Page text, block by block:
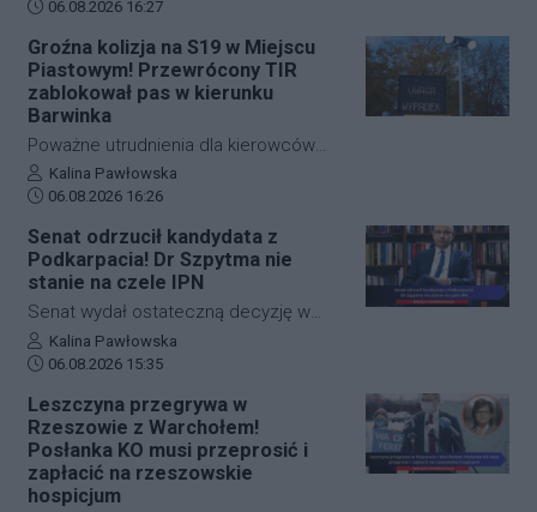
wczesnoszkolnej, można poznać dzięki
nowej wystawie internetowej. Autorką
projektu "Polska pedagogika
przedszkolna i wczesnoszkolna i jej
twórcy" jest dr Mariola Kinal z Instytutu
Pedagogiki Uniwersytetu
Rzeszowskiego. Ekspozycja jest
dostępna od czwartku, 6 sierpnia.
Data dodania artykułu:
06.08.2026 16:27
Groźna kolizja na S19 w Miejscu
Piastowym! Przewrócony TIR
zablokował pas w kierunku
Barwinka
Poważne utrudnienia dla kierowców
jadących w stronę przejścia
granicznego w Barwinku. Na trasie S19
na wysokości Miejsca Piastowego
doszło do zderzenia samochodu
osobowego z ciężarowym. W wyniku
kolizji TIR przewrócił się i zablokował
pas awaryjny oraz wolny. Ruch w
miejscu zdarzenia odbywa się
Autor artykułu:
Kalina Pawłowska
Data dodania artykułu:
06.08.2026 16:26
Senat odrzucił kandydata z
Podkarpacia! Dr Szpytma nie
stanie na czele IPN
Senat wydał ostateczną decyzję w
sprawie obsadzenia stanowiska
prezesa Instytutu Pamięci Narodowej.
zgody na powołanie pochodzącego z
Markowej na Podkarpaciu dr. Mateusza
Szpytmy. Wywodzący się z naszego
regionu historyk i współtwórca
Autor artykułu:
Kalina Pawłowska
Data dodania artykułu:
06.08.2026 15:35
Leszczyna przegrywa w
Rzeszowie z Warchołem!
Posłanka KO musi przeprosić i
zapłacić na rzeszowskie
hospicjum